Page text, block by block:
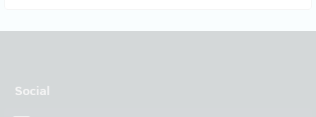
Social